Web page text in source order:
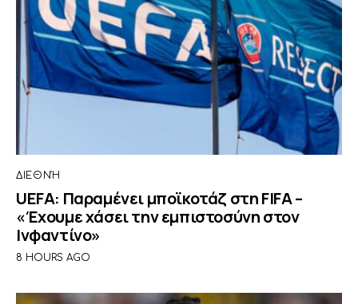
ΔΙΕΘΝΉ
UEFA: Παραμένει μποϊκοτάζ στη FIFA –
«Έχουμε χάσει την εμπιστοσύνη στον
Ινφαντίνο»
8 HOURS AGO